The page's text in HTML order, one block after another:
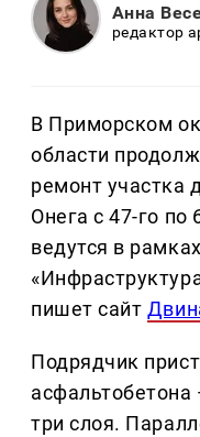
Анна
редактор
В Приморском
области
ремонт участка
Онега с 47-го
ведутся в
пишет сайт
Подрядчик
асфальтобетона
три слоя.